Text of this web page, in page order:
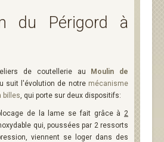
du Périgord à
de coutellerie au
Moulin de
suit l'évolution de notre mécanisme
billes, qui porte sur deux dispositifs:
de la lame se fait grâce à 2
qui, poussées par 2 ressorts
viennent se loger dans des